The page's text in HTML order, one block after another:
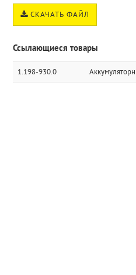
СКАЧАТЬ ФАЙЛ
Ссылающиеся товары
1.198-930.0